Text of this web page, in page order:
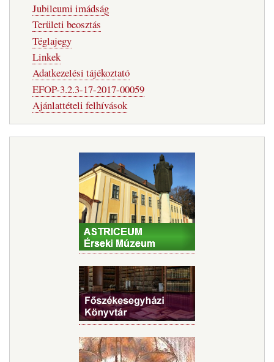
Jubileumi imádság
Területi beosztás
Téglajegy
Linkek
Adatkezelési tájékoztató
EFOP-3.2.3-17-2017-00059
Ajánlattételi felhívások